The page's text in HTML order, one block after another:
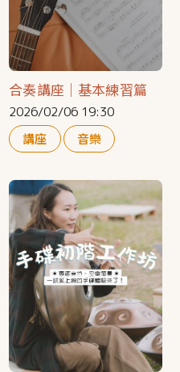
合奏講座｜基本練習篇
2026/02/06 19:30
講座
音樂